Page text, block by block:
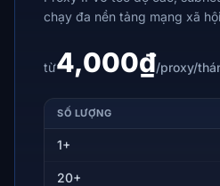
chạy đa nền tảng mạng xã
từ4,000₫/proxy/
SỐ LƯỢNG
1+
20+